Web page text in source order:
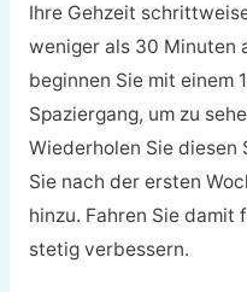
Ihre Gehzeit
weniger als 30 Minuten
beginnen Sie mit einem
Spaziergang, um zu
Wiederholen Sie diesen
Sie nach der ersten
hinzu. Fahren Sie damit
stetig verbessern.